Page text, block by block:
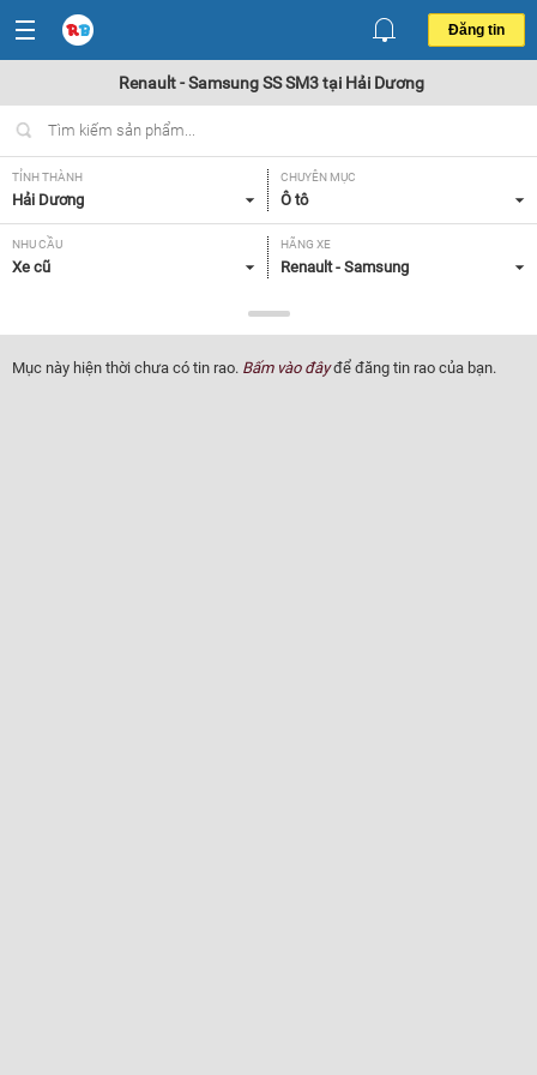
Đăng tin
Renault - Samsung SS SM3 tại Hải Dương
TỈNH THÀNH
Hải Dương
CHUYÊN MỤC
Ô tô
NHU CẦU
Xe cũ
HÃNG XE
Renault - Samsung
SS SM3
NĂM SẢN XUẤT
Tất cả
GIÁ XE XUẤT XỨ
Mục này hiện thời chưa có tin rao. Bấm vào đâyđể đăng tin rao của bạn.